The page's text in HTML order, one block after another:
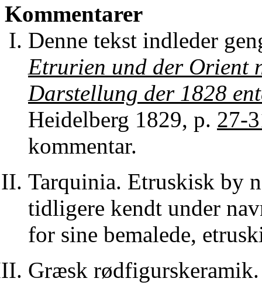
Kommentarer
Denne tekst indleder
Etrurien und der Orient
Darstellung der 1828
Heidelberg 1829, p. 27-
kommentar.
Tarquinia. Etruskisk by
tidligere kendt under
for sine bemalede,
Græsk rødfigurskeramik.